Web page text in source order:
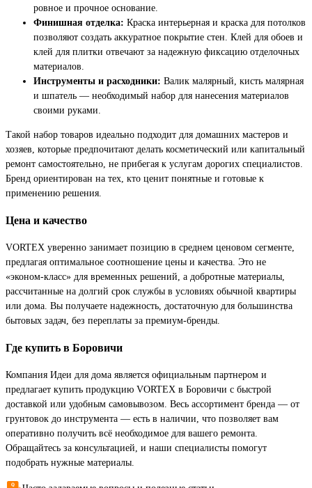
ровное и прочное основание.
Финишная отделка: Краска интерьерная и краска для потолков
позволяют создать аккуратное покрытие стен. Клей для обоев и
клей для плитки отвечают за надежную фиксацию отделочных
материалов.
Инструменты и расходники: Валик малярный, кисть малярная
и шпатель — необходимый набор для нанесения материалов
своими руками.
Такой набор товаров идеально подходит для домашних мастеров и
хозяев, которые предпочитают делать косметический или капитальный
ремонт самостоятельно, не прибегая к услугам дорогих специалистов.
Бренд ориентирован на тех, кто ценит понятные и готовые к
применению решения.
Цена и качество
VORTEX уверенно занимает позицию в среднем ценовом сегменте,
предлагая оптимальное соотношение цены и качества. Это не
«эконом-класс» для временных решений, а добротные материалы,
рассчитанные на долгий срок службы в условиях обычной квартиры
или дома. Вы получаете надежность, достаточную для большинства
бытовых задач, без переплаты за премиум-бренды.
Где купить в Боровичи
Компания Идеи для дома является официальным партнером и
предлагает купить продукцию VORTEX в Боровичи с быстрой
доставкой или удобным самовывозом. Весь ассортимент бренда — от
грунтовок до инструмента — есть в наличии, что позволяет вам
оперативно получить всё необходимое для вашего ремонта.
Обращайтесь за консультацией, и наши специалисты помогут
подобрать нужные материалы.